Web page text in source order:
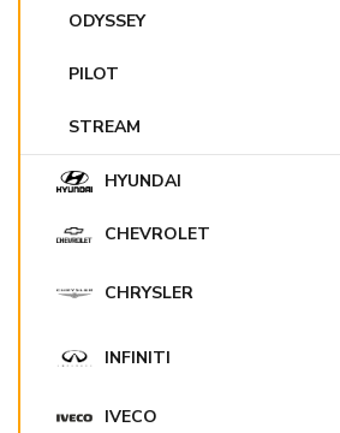
ODYSSEY
PILOT
STREAM
HYUNDAI
CHEVROLET
CHRYSLER
INFINITI
IVECO